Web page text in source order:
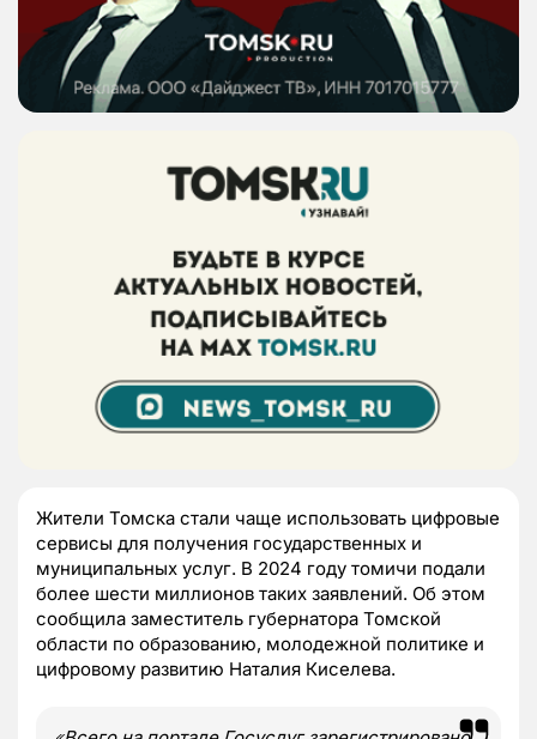
Жители Томска стали чаще использовать цифровые
сервисы для получения государственных и
муниципальных услуг. В 2024 году томичи подали
более шести миллионов таких заявлений. Об этом
сообщила заместитель губернатора Томской
области по образованию, молодежной политике и
цифровому развитию Наталия Киселева.